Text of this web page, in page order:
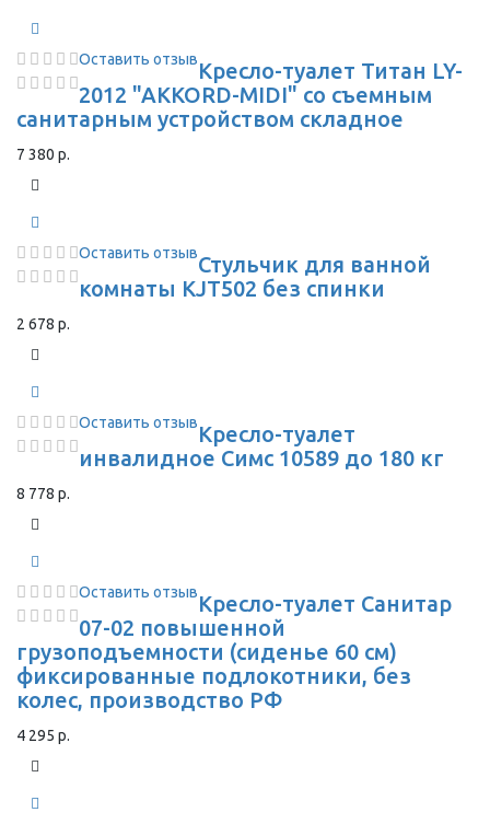
Оставить отзывКресло-туалет Титан LY-
2012 "AKKORD-MIDI" со съемным
санитарным устройством складное
7 380 р.
Оставить отзывСтульчик для ванной
комнаты KJT502 без спинки
2 678 р.
Оставить отзывКресло-туалет
инвалидное Симс 10589 до 180 кг
8 778 р.
Оставить отзывКресло-туалет Санитар
07-02 повышенной
грузоподъемности (сиденье 60 см)
фиксированные подлокотники, без
колес, производство РФ
4 295 р.